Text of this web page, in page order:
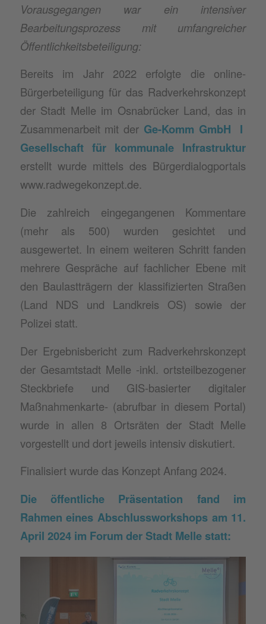
Vorausgegangen war ein intensiver
Bearbeitungsprozess mit umfangreicher
Öffentlichkeitsbeteiligung:
Bereits im Jahr 2022 erfolgte die online-
Bürgerbeteiligung für das Radverkehrskonzept
der Stadt Melle im Osnabrücker Land, das in
Zusammenarbeit mit der Ge-Komm GmbH I
Gesellschaft für kommunale Infrastruktur
erstellt wurde mittels des Bürgerdialogportals
www.radwegekonzept.de.
Die zahlreich eingegangenen Kommentare
(mehr als 500) wurden gesichtet und
ausgewertet. In einem weiteren Schritt fanden
mehrere Gespräche auf fachlicher Ebene mit
den Baulastträgern der klassifizierten Straßen
(Land NDS und Landkreis OS) sowie der
Polizei statt.
Der Ergebnisbericht zum Radverkehrskonzept
der Gesamtstadt Melle -inkl. ortsteilbezogener
Steckbriefe und GIS-basierter digitaler
Maßnahmenkarte- (abrufbar in diesem Portal)
wurde in allen 8 Ortsräten der Stadt Melle
vorgestellt und dort jeweils intensiv diskutiert.
Finalisiert wurde das Konzept Anfang 2024.
Die öffentliche Präsentation fand im
Rahmen eines Abschlussworkshops am 11.
April 2024 im Forum der Stadt Melle statt: